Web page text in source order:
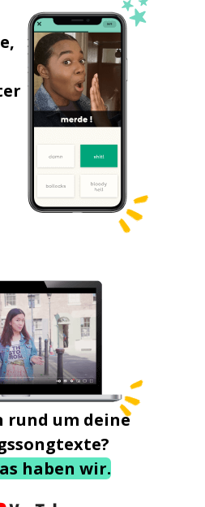
rund um deine
haben wir.